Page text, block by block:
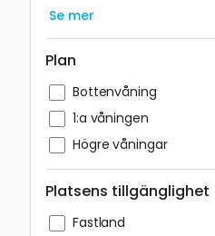
Se mer
Plan
Bottenvåning
1:a våningen
Högre våningar
Platsens tillgänglighet
Fastland